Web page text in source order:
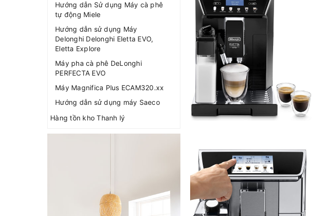
Hướng dẫn Sử dụng Máy cà phê
tự động Miele
Hướng dẫn sử dụng Máy
Delonghi Delonghi Eletta EVO,
Eletta Explore
Máy pha cà phê DeLonghi
PERFECTA EVO
Máy Magnifica Plus ECAM320.xx
Hướng dẫn sử dụng máy Saeco
Hàng tồn kho Thanh lý